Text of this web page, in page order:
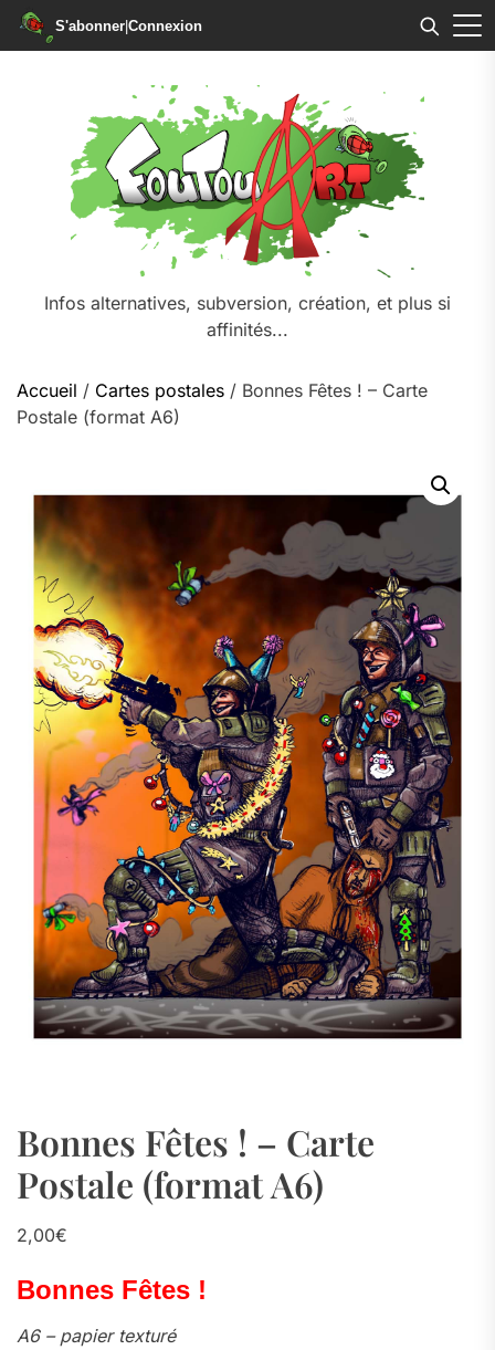
S'abonner|Connexion
Infos alternatives, subversion, création, et plus si
affinités...
Accueil / Cartes postales / Bonnes Fêtes ! – Carte
Postale (format A6)
Bonnes Fêtes ! – Carte
Postale (format A6)
2,00€
Bonnes Fêtes !
A6 – papier texturé